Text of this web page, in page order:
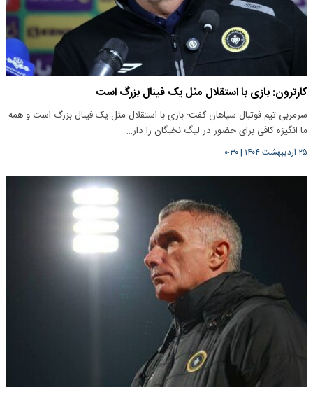
کارترون: بازی با استقلال مثل یک فینال بزرگ است
سرمربی تیم فوتبال سپاهان گفت: بازی با استقلال مثل یک فینال بزرگ است و همه
ما انگیزه کافی برای حضور در لیگ نخبگان را دار…
۲۵ اردیبهشت ۱۴۰۴ |۰:۳۰